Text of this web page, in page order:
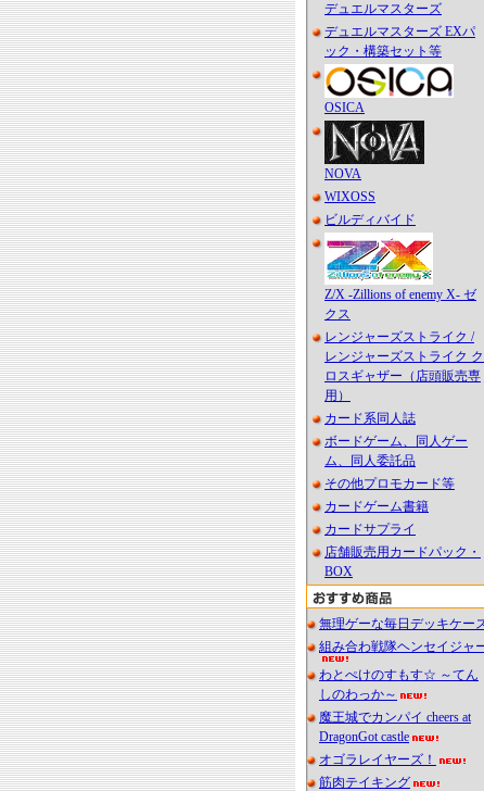
デュエルマスターズ
デュエルマスターズ EXパ
ック・構築セット等
OSICA
NOVA
WIXOSS
ビルディバイド
Z/X -Zillions of enemy X- ゼ
クス
レンジャーズストライク /
レンジャーズストライク ク
ロスギャザー（店頭販売専
用）
カード系同人誌
ボードゲーム、同人ゲー
ム、同人委託品
その他プロモカード等
カードゲーム書籍
カードサプライ
店舗販売用カードパック・
BOX
無理ゲーな毎日デッキケー
組み合わ戦隊ヘンセイジャ
わとぺけのすもす☆ ～てん
しのわっか～
魔王城でカンパイ cheers at
DragonGot castle
オゴラレイヤーズ！
筋肉テイキング